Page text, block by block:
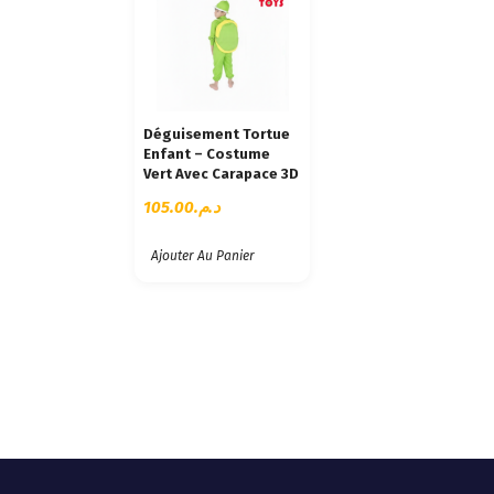
Déguisement Tortue
Enfant – Costume
Vert Avec Carapace 3D
د.م.105.00
Ajouter Au Panier